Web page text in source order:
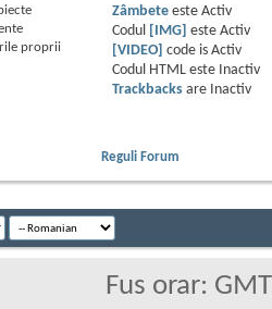
proprii
Zâmbeteeste Activ
Codul
[IMG] este Activ
[VIDEO] code is Activ
Codul HTML este
Inactiv
Trackbacksare
Inactiv
Reguli Forum
Fus orar: